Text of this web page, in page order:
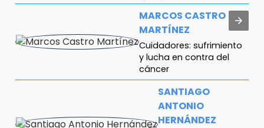
MARCOS CASTRO
MARTÍNEZ
Cuidadores: sufrimiento
y lucha en contra del
cáncer
SANTIAGO
ANTONIO
HERNÁNDEZ